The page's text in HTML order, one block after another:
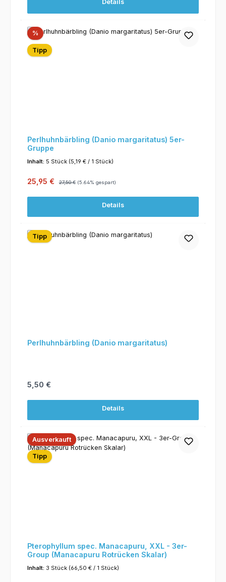
Details
%Rabatt
Tipp
Perlhuhnbärbling (Danio margaritatus) 5er-
Gruppe
Inhalt: 5 Stück (5,19 € / 1 Stück)
Verkaufspreis:
25,95 € 27,50 € (5.64% gespart)
Details
Tipp
Perlhuhnbärbling (Danio margaritatus)
Regulärer Preis:
5,50 €
Details
Ausverkauft
Tipp
Pterophyllum spec. Manacapuru, XXL - 3er-
Group (Manacapuru Rotrücken Skalar)
Inhalt: 3 Stück (66,50 € / 1 Stück)